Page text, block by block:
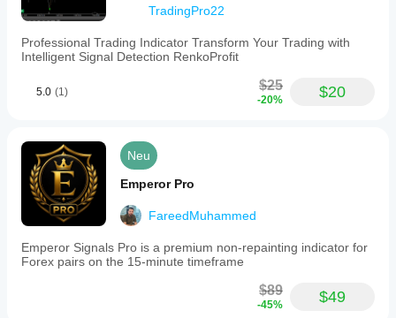
TradingPro22
Professional Trading Indicator Transform Your Trading with
Intelligent Signal Detection RenkoProfit
5.0 (1) $25
-20% $20
Neu
Emperor Pro
FareedMuhammed
Emperor Signals Pro is a premium non-repainting indicator for
Forex pairs on the 15-minute timeframe
$89
-45% $49